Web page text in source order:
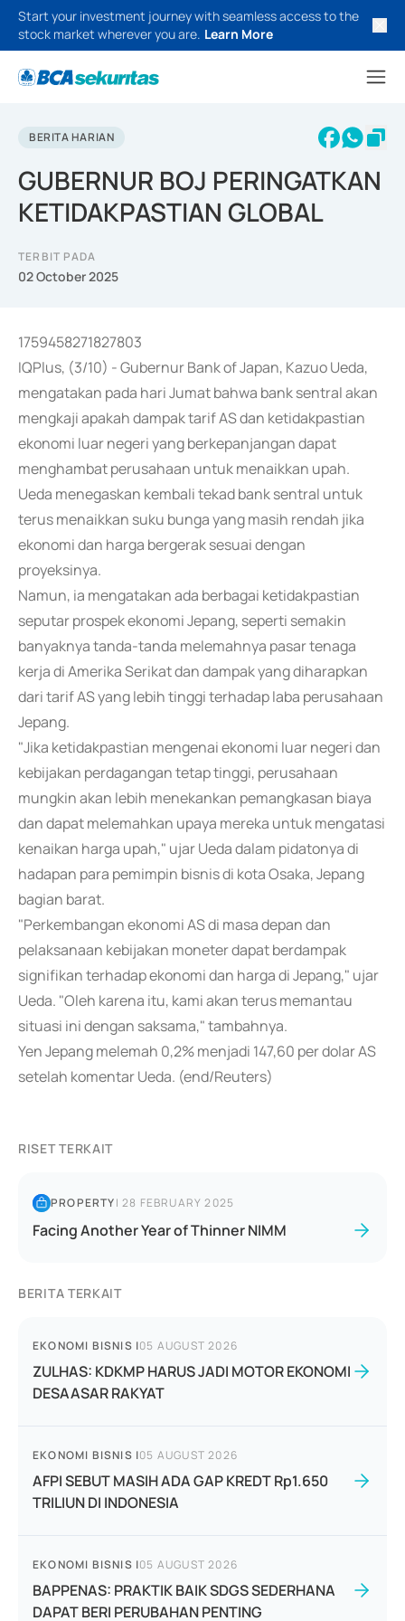
Start your investment journey with seamless access to the
stock market wherever you are. Learn More
BERITA HARIAN
GUBERNUR BOJ PERINGATKAN
KETIDAKPASTIAN GLOBAL
TERBIT PADA
02 October 2025
1759458271827803
IQPlus, (3/10) - Gubernur Bank of Japan, Kazuo Ueda,
mengatakan pada hari Jumat bahwa bank sentral akan
mengkaji apakah dampak tarif AS dan ketidakpastian
ekonomi luar negeri yang berkepanjangan dapat
menghambat perusahaan untuk menaikkan upah.
Ueda menegaskan kembali tekad bank sentral untuk
terus menaikkan suku bunga yang masih rendah jika
ekonomi dan harga bergerak sesuai dengan
proyeksinya.
Namun, ia mengatakan ada berbagai ketidakpastian
seputar prospek ekonomi Jepang, seperti semakin
banyaknya tanda-tanda melemahnya pasar tenaga
kerja di Amerika Serikat dan dampak yang diharapkan
dari tarif AS yang lebih tinggi terhadap laba perusahaan
Jepang.
"Jika ketidakpastian mengenai ekonomi luar negeri dan
kebijakan perdagangan tetap tinggi, perusahaan
mungkin akan lebih menekankan pemangkasan biaya
dan dapat melemahkan upaya mereka untuk mengatasi
kenaikan harga upah," ujar Ueda dalam pidatonya di
hadapan para pemimpin bisnis di kota Osaka, Jepang
bagian barat.
"Perkembangan ekonomi AS di masa depan dan
pelaksanaan kebijakan moneter dapat berdampak
signifikan terhadap ekonomi dan harga di Jepang," ujar
Ueda. "Oleh karena itu, kami akan terus memantau
situasi ini dengan saksama," tambahnya.
Yen Jepang melemah 0,2% menjadi 147,60 per dolar AS
setelah komentar Ueda. (end/Reuters)
RISET TERKAIT
PROPERTY|28 FEBRUARY 2025
Facing Another Year of Thinner NIMM
BERITA TERKAIT
EKONOMI BISNIS |05 AUGUST 2026
ZULHAS: KDKMP HARUS JADI MOTOR EKONOMI
DESAASAR RAKYAT
EKONOMI BISNIS |05 AUGUST 2026
AFPI SEBUT MASIH ADA GAP KREDT Rp1.650
TRILIUN DI INDONESIA
EKONOMI BISNIS |05 AUGUST 2026
BAPPENAS: PRAKTIK BAIK SDGS SEDERHANA
DAPAT BERI PERUBAHAN PENTING